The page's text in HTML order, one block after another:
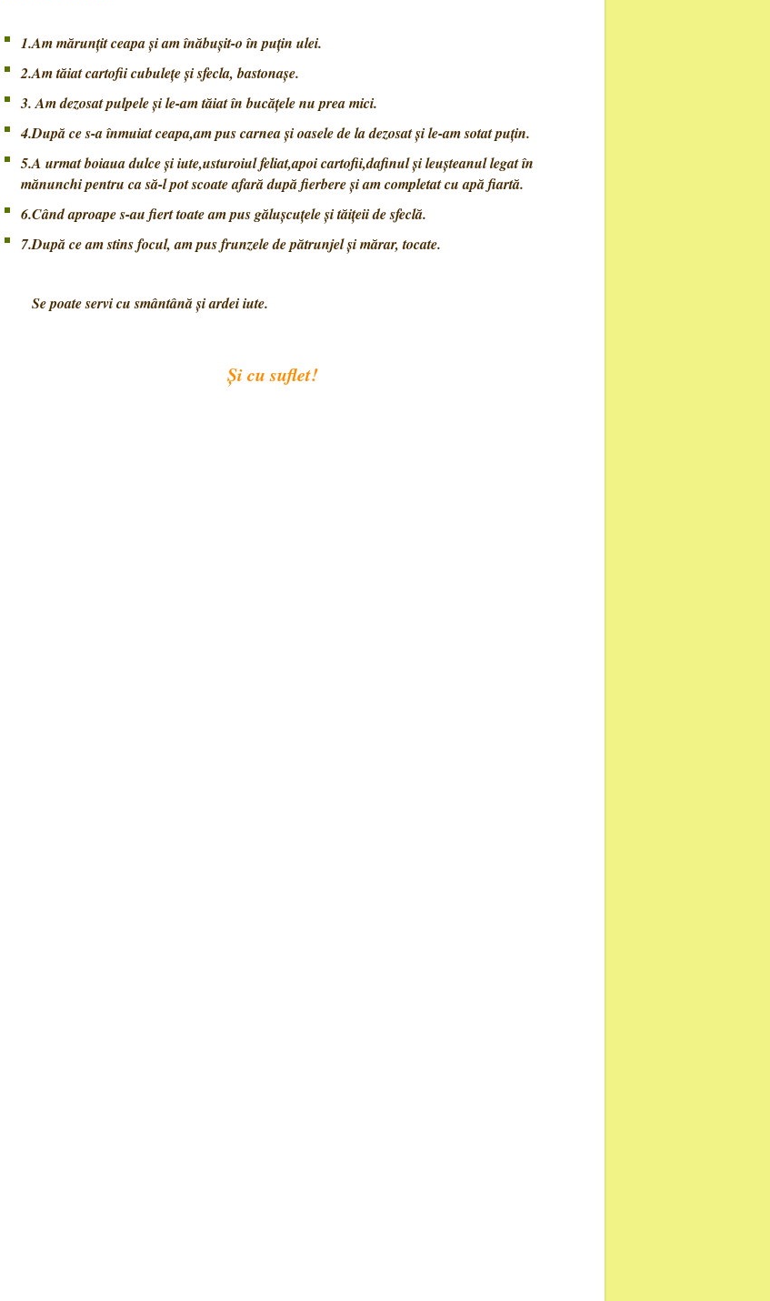
1.Am mărunțit ceapa și am înăbușit-o în puțin ulei.
2.Am tăiat cartofii cubulețe și sfecla, bastonașe.
3. Am dezosat pulpele și le-am tăiat în bucățele nu prea mici.
4.După ce s-a înmuiat ceapa,am pus carnea și oasele de la dezosat și le-am sotat puțin.
5.A urmat boiaua dulce și iute,usturoiul feliat,apoi cartofii,dafinul și leușteanul legat în
mănunchi pentru ca să-l pot scoate afară după fierbere și am completat cu apă fiartă.
6.Când aproape s-au fiert toate am pus gălușcuțele și tăițeii de sfeclă.
7.După ce am stins focul, am pus frunzele de pătrunjel și mărar, tocate.
Se poate servi cu smântână și ardei iute.
Și cu suflet!